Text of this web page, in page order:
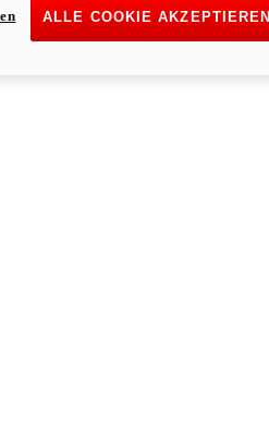
ALLE COOKIE AKZEPTIEREN